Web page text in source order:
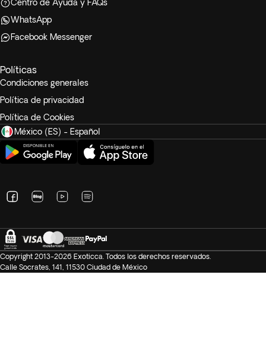
Centro de Ayuda y FAQs
WhatsApp
Facebook Messenger
Políticas
Condiciones generales
Política de privacidad
Política de Cookies
México (ES) - Español
Copyright 2013-2026 Exoticca. Todos los derechos reservados.
Calle Socrates, 141, 11530 Ciudad de México